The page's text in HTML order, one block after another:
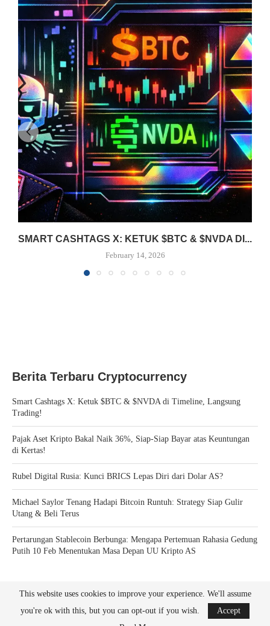
SMART CASHTAGS X: KETUK $BTC & $NVDA DI...
February 14, 2026
Berita Terbaru Cryptocurrency
Smart Cashtags X: Ketuk $BTC & $NVDA di Timeline, Langsung
Trading!
Pajak Aset Kripto Bakal Naik 36%, Siap-Siap Bayar atas Keuntungan
di Kertas!
Rubel Digital Rusia: Kunci BRICS Lepas Diri dari Dolar AS?
Michael Saylor Tenang Hadapi Bitcoin Runtuh: Strategy Siap Gulir
Utang & Beli Terus
Pertarungan Stablecoin Berbunga: Mengapa Pertemuan Rahasia Gedung
Putih 10 Feb Menentukan Masa Depan UU Kripto AS
This website uses cookies to improve your experience. We'll assume
you're ok with this, but you can opt-out if you wish.
Accept